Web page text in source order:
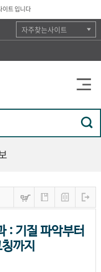
이트 입니다
자주찾는사이트
: 기질 파악부터
까지